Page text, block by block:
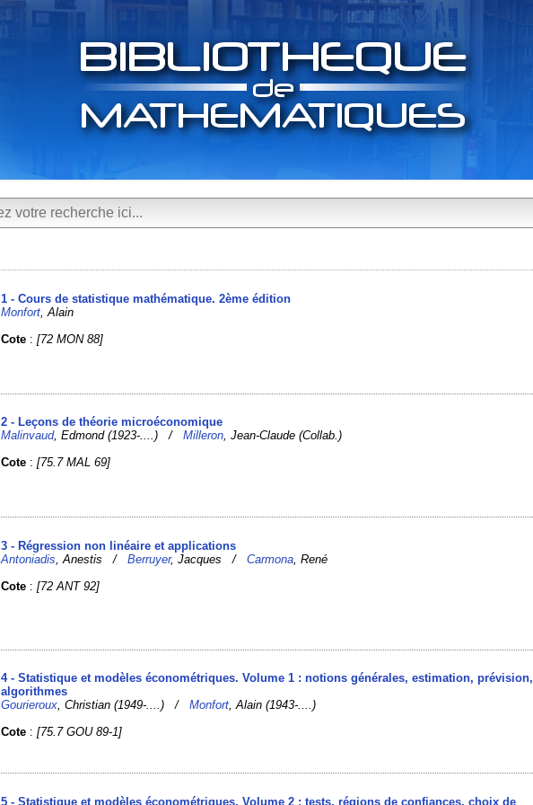
1 - Cours de statistique mathématique. 2ème édition
Monfort , Alain
Cote :[72 MON 88]
2 - Leçons de théorie microéconomique
Malinvaud, Edmond (1923-....) /Milleron, Jean-Claude (Collab.)
Cote :[75.7 MAL 69]
3 - Régression non linéaire et applications
Antoniadis , Anestis /Berruyer, Jacques /Carmona , René
Cote :[72 ANT 92]
4 - Statistique et modèles économétriques. Volume 1 : notions générales, estimation, prévision,
algorithmes
Gourieroux, Christian (1949-....) /Monfort, Alain (1943-....)
Cote :[75.7 GOU 89-1]
5 - Statistique et modèles économétriques. Volume 2 : tests, régions de confiances, choix de